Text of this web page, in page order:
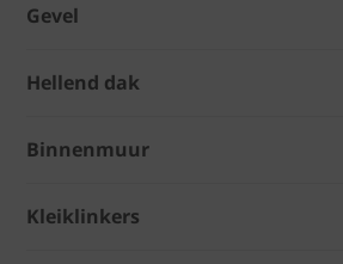
Gevel
Hellend dak
Binnenmuur
Kleiklinkers